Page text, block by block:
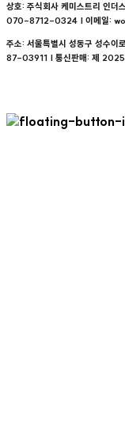
상호: 주식회사 케미스트리 인더
070-8712-0324 | 이메일:
주소: 서울특별시 성동구 성수
87-03911 | 통신판매: 제